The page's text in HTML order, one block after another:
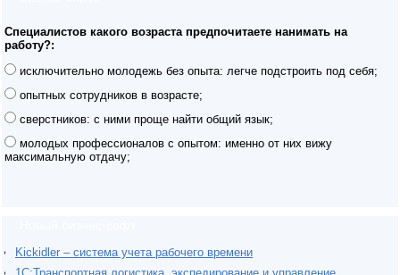
Специалистов какого возраста предпочитаете нанимать на
работу?:
исключительно молодежь без опыта: легче подстроить под себя;
опытных сотрудников в возрасте;
сверстников: с ними проще найти общий язык;
молодых профессионалов с опытом: именно от них вижу
максимальную отдачу;
Kickidler – система учета рабочего времени